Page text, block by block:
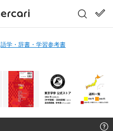
語学・辞書・学習参考書